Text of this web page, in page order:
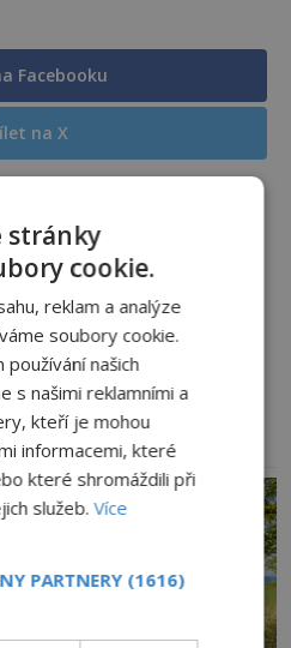
Facebooku
na X
nacistický mág
záhadně ztratila: Byl to
lodní vzpoura?
stránky
cookie.
reklam a analýze
soubory cookie.
našich
s našimi reklamními a
kteří je mohou
informacemi, které
které shromáždili při
služeb.Více
PARTNERY (1616)